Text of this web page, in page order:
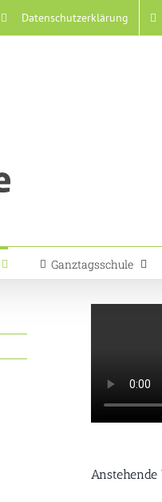
Datenschutzerklärung
Ganztagsschule